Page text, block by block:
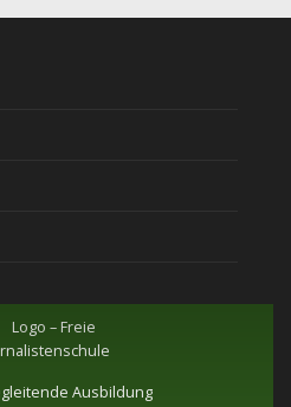
Ausbildung